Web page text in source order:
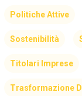
Politiche Attive
Sostenibilità
Titolari Imprese
Trasformazione